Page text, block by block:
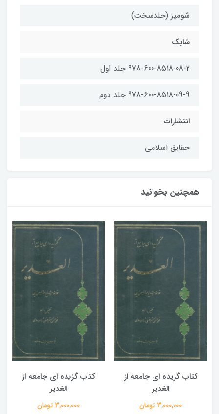
شومیز (جلدسخت)
شابک
978-600-8518-08-2 جلد اول
978-600-8518-09-9 جلد دوم
انتشارات
حقایق اسلامی
همچنین بخوانید
کتاب گزیده ای جامعه از
الغدیر
3,000,000 تومان
کتاب گزیده ای جامعه از
الغدیر
3,000,000 تومان